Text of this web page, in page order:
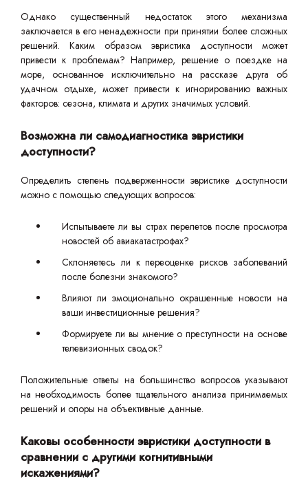
Однако существенный недостаток этого механизма
заключается в его ненадежности при принятии более сложных
решений. Каким образом эвристика доступности может
привести к проблемам? Например, решение о поездке на
море, основанное исключительно на рассказе друга об
удачном отдыхе, может привести к игнорированию важных
факторов: сезона, климата и других значимых условий.
Возможна ли самодиагностика эвристики
доступности?
Определить степень подверженности эвристике доступности
можно с помощью следующих вопросов:
Испытываете ли вы страх перелетов после просмотра
новостей об авиакатастрофах?
Склоняетесь ли к переоценке рисков заболеваний
после болезни знакомого?
Влияют ли эмоционально окрашенные новости на
ваши инвестиционные решения?
Формируете ли вы мнение о преступности на основе
телевизионных сводок?
Положительные ответы на большинство вопросов указывают
на необходимость более тщательного анализа принимаемых
решений и опоры на объективные данные.
Каковы особенности эвристики доступности в
сравнении с другими когнитивными
искажениями?